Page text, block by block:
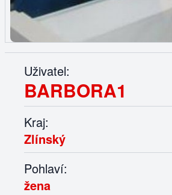
Uživatel:
BARBORA1
Kraj:
Zlínský
Pohlaví:
žena